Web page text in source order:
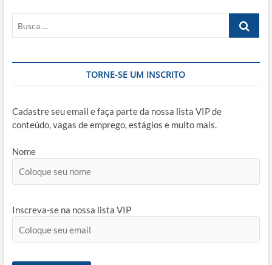
Busca
TORNE-SE UM INSCRITO
Cadastre seu email e faça parte da nossa lista VIP de
conteúdo, vagas de emprego, estágios e muito mais.
Nome
Inscreva-se na nossa lista VIP